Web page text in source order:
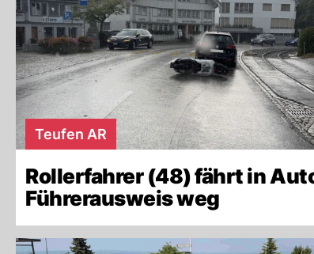
Teufen AR
Rollerfahrer (48) fährt in
Führerausweis weg